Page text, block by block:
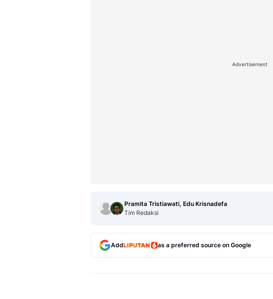
Advertisement
Pramita Tristiawati, Edu Krisnadefa
Tim Redaksi
Add as a preferred source on Google